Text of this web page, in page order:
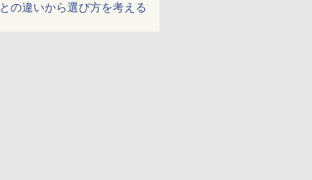
との違いから選び方を考える